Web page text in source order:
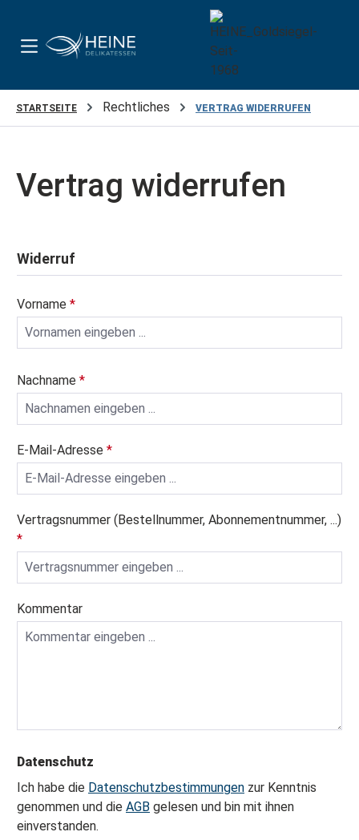
STARTSEITE Rechtliches VERTRAG WIDERRUFEN
Vertrag widerrufen
Widerruf
Vorname *
Nachname *
E-Mail-Adresse *
Vertragsnummer (Bestellnummer, Abonnementnummer, ...)
*
Kommentar
Datenschutz
Ich habe die Datenschutzbestimmungen zur Kenntnis
genommen und die AGB gelesen und bin mit ihnen
einverstanden.